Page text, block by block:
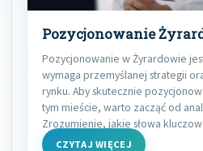
Pozycjonowanie
Pozycjonowanie w Żyrardowie
wymaga przemyślanej strategii
rynku. Aby skutecznie
tym mieście, warto zacząć od
Zrozumienie, jakie słowa
CZYTAJ WIĘCEJ